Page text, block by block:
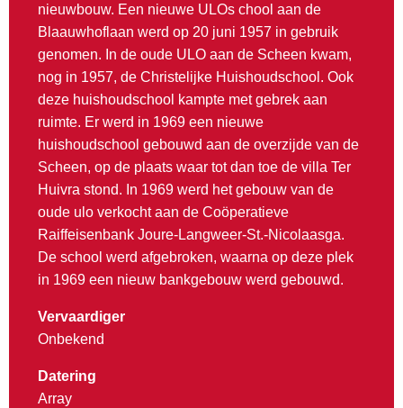
nieuwbouw. Een nieuwe ULOs chool aan de
Blaauwhoflaan werd op 20 juni 1957 in gebruik
genomen. In de oude ULO aan de Scheen kwam,
nog in 1957, de Christelijke Huishoudschool. Ook
deze huishoudschool kampte met gebrek aan
ruimte. Er werd in 1969 een nieuwe
huishoudschool gebouwd aan de overzijde van de
Scheen, op de plaats waar tot dan toe de villa Ter
Huivra stond. In 1969 werd het gebouw van de
oude ulo verkocht aan de Coöperatieve
Raiffeisenbank Joure-Langweer-St.-Nicolaasga.
De school werd afgebroken, waarna op deze plek
in 1969 een nieuw bankgebouw werd gebouwd.
Vervaardiger
Onbekend
Datering
Array